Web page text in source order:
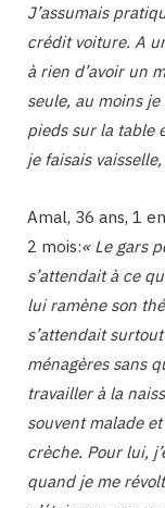
J’assumais
crédit voiture. A
à rien d’avoir un
seule, au moins je
pieds sur la table
je faisais
Amal, 36 ans, 1
2 mois:« Le gars
s’attendait à ce
lui ramène son
s’attendait
ménagères sans
travailler à la
souvent malade
crèche. Pour lui,
quand je me